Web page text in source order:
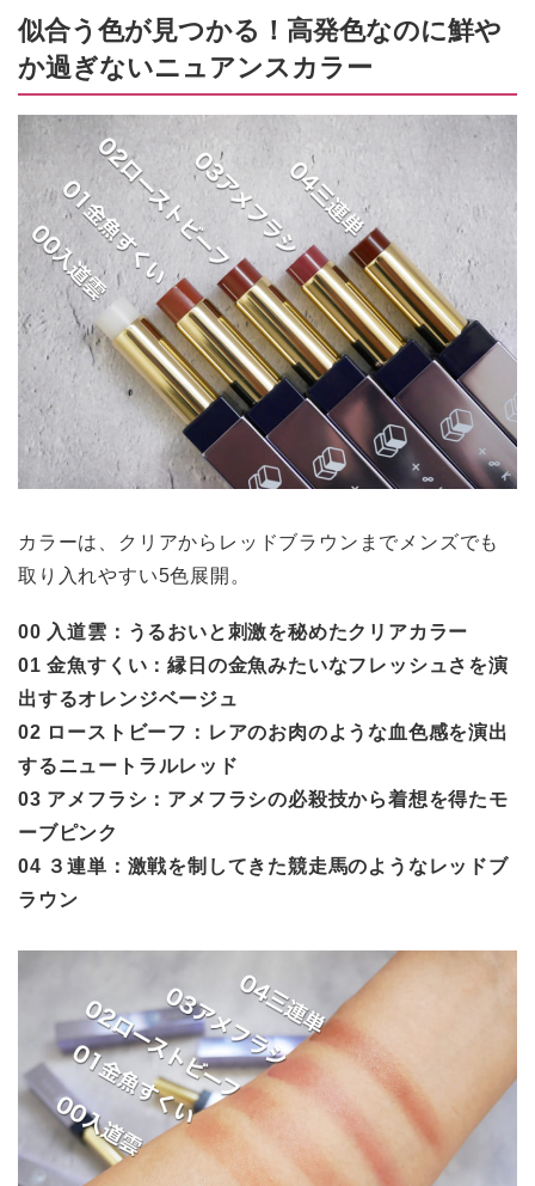
似合う色が見つかる！高発色なのに鮮や
か過ぎないニュアンスカラー
カラーは、クリアからレッドブラウンまでメンズでも
取り入れやすい5色展開。
00 入道雲：うるおいと刺激を秘めたクリアカラー
01 金魚すくい：縁日の金魚みたいなフレッシュさを演
出するオレンジベージュ
02 ローストビーフ：レアのお肉のような血色感を演出
するニュートラルレッド
03 アメフラシ：アメフラシの必殺技から着想を得たモ
ーブピンク
04 ３連単：激戦を制してきた競走馬のようなレッドブ
ラウン